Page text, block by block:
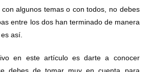
algunos temas o con todos, no debes
entre los dos han terminado de manera
así.
en este artículo es darte a conocer